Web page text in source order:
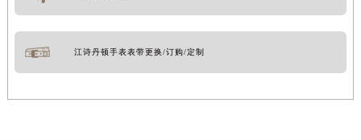
江诗丹顿手表表带更换/订购/定制